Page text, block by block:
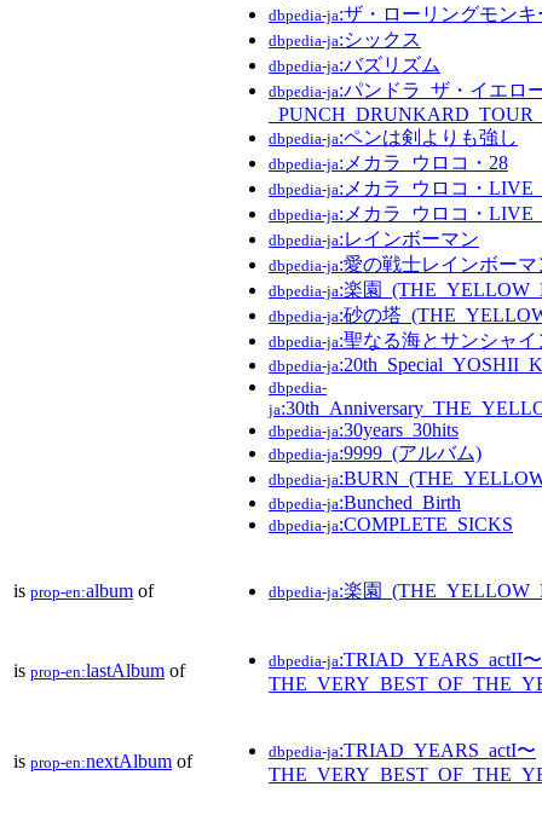
dbpedia-ja:ザ・ローリングモンキ
dbpedia-ja:シックス
dbpedia-ja:バズリズム
dbpedia-ja:パンドラ_ザ・イエロ
dbpedia-ja:ペンは剣よりも強し
dbpedia-ja:メカラ_ウロコ・28
dbpedia-ja:メカラ_ウロコ・
dbpedia-ja:メカラ_ウロコ・
dbpedia-ja:レインボーマン
dbpedia-ja:愛の戦士レインボーマ
dbpedia-ja:楽園
dbpedia-ja:砂の塔
dbpedia-ja:聖なる海とサンシャイ
dbpedia-ja
dbpedia-
ja
dbpedia-ja:30years_30hits
dbpedia-ja:9999_(アルバム)
dbpedia-ja
dbpedia-ja:Bunched_Birth
dbpedia-ja:COMPLETE_SICKS
is prop-en:album of dbpedia-ja:楽園
is prop-en:lastAlbum of dbpedia-ja:TRIAD_YEARS_actII〜
is prop-en:nextAlbum of dbpedia-ja:TRIAD_YEARS_actI〜